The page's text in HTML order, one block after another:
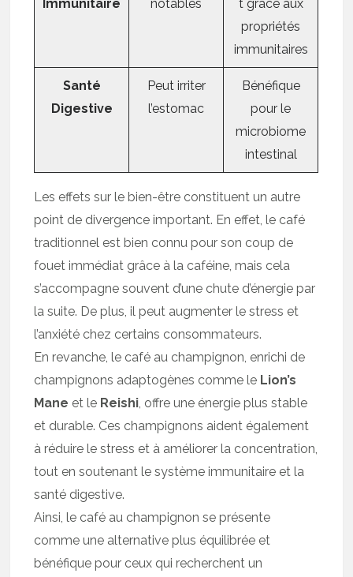
Immunitaire
notables
t grâce aux
propriétés
immunitaires
Santé
Digestive
Peut irriter
l’estomac
Bénéfique
pour le
microbiome
intestinal
Les effets sur le bien-être constituent un autre
point de divergence important. En effet, le café
traditionnel est bien connu pour son coup de
fouet immédiat grâce à la caféine, mais cela
s’accompagne souvent d’une chute d’énergie par
la suite. De plus, il peut augmenter le stress et
l’anxiété chez certains consommateurs.
En revanche, le café au champignon, enrichi de
champignons adaptogènes comme le Lion’s
Mane et le Reishi , offre une énergie plus stable
et durable. Ces champignons aident également
à réduire le stress et à améliorer la concentration,
tout en soutenant le système immunitaire et la
santé digestive.
Ainsi, le café au champignon se présente
comme une alternative plus équilibrée et
bénéfique pour ceux qui recherchent un